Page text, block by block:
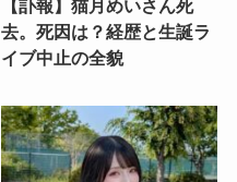
【訃報】猫月めいさん死
去。死因は？経歴と生誕ラ
イブ中止の全貌